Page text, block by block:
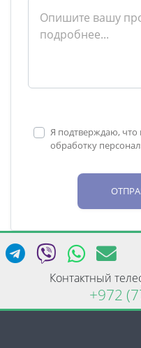
Я подтверждаю, что
обработку
Контактный
+972